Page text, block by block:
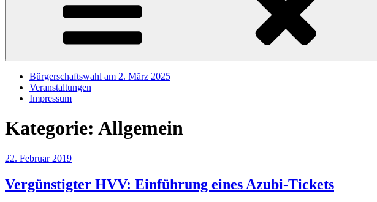
Bürgerschaftswahl am 2. März 2025
Veranstaltungen
Impressum
Kategorie: Allgemein
Veröffentlicht
22. Februar 2019
Vergünstigter HVV: Einführung eines Azubi-Tickets